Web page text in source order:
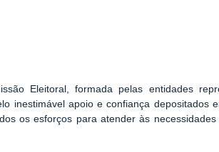
Eleitoral, formada pelas entidades
inestimável apoio e confiança depositados
os esforços para atender às